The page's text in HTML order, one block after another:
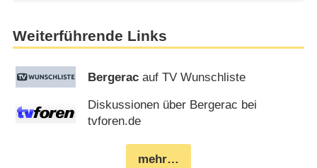
Weiterführende Links
Bergerac auf TV Wunschliste
Diskussionen über Bergerac bei
tvforen.de
mehr…